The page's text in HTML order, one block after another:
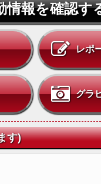
情報を確認す
レポ
グラ
す)